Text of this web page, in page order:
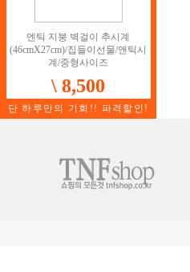
엔틱 지붕 벽걸이 추시계
(46cmX27cm)/집들이선물/앤틱시
계/중형사이즈
\ 8,500
단 하루만의 기회!! 파격할인!